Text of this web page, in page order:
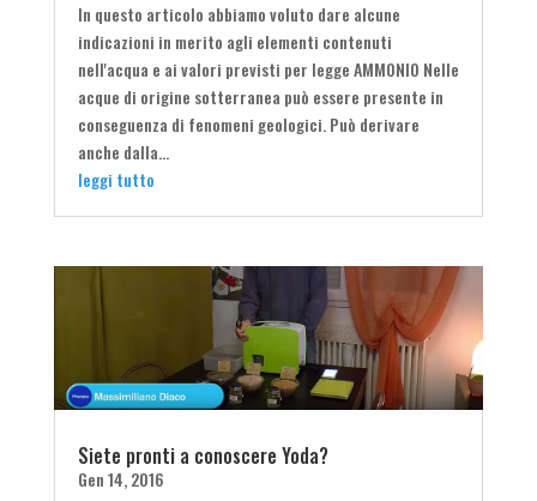
In questo articolo abbiamo voluto dare alcune
indicazioni in merito agli elementi contenuti
nell'acqua e ai valori previsti per legge AMMONIO Nelle
acque di origine sotterranea può essere presente in
conseguenza di fenomeni geologici. Può derivare
anche dalla...
leggi tutto
Siete pronti a conoscere Yoda?
Gen 14, 2016